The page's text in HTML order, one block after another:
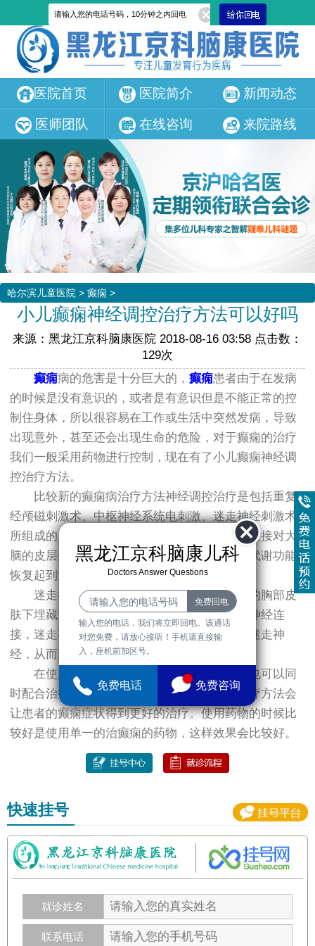
医院首页 医院简介 新闻动态
医师团队 在线咨询 来院路线
哈尔滨儿童医院 > 癫痫 >
小儿癫痫神经调控治疗方法可以好吗
来源：黑龙江京科脑康医院 2018-08-16 03:58 点击数：
129次
癫痫病的危害是十分巨大的， 癫痫患者由于在发病
的时候是没有意识的，或者是有意识但是不能正常的控
制住身体，所以很容易在工作或生活中突然发病，导致
出现意外，甚至还会出现生命的危险，对于癫痫的治疗
我们一般采用药物进行控制，现在有了小儿癫痫神经调
控治疗方法。
比较新的癫痫病治疗方法神经调控治疗是包括重复
经颅磁刺激术、中枢神经系统电刺激、迷走神经刺激术
所组成的。重复经颅磁刺激术是通过脉冲磁场直接对大
脑的皮层进行刺激，让患者的脑神经、血流和代谢功能
恢复起到治疗癫痫的作用。
迷走神经刺激术的治疗方法主要是在患者的胸部皮
肤下埋藏迷走神经刺激器，通过金属丝和迷走神经连
接，迷走神经刺激器会按照一定的程度来刺激迷走神
经，从而起到治疗癫痫病的作用。
在使用这些比较新方法治疗癫痫的时候，也可以同
时配合治疗癫痫的药物来进行治疗。这样的治疗方法会
让患者的癫痫症状得到更好的治疗。使用药物的时候比
较好是使用单一的治癫痫的药物，这样效果会比较好。
快速挂号
就诊姓名
联系电话
黑龙江京科脑康儿科
Doctors Answer Questions
输入您的电话，我们将立即回电。该通话
对您免费，请放心接听！手机请直接输
入，座机前加区号。
免费电话 免费咨询